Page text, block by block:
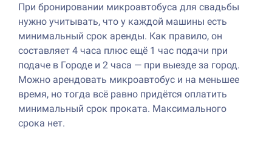
При бронировании микроавтобуса для свадьбы
нужно учитывать, что у каждой машины есть
минимальный срок аренды. Как правило, он
составляет 4 часа плюс ещё 1 час подачи при
подаче в Городе и 2 часа — при выезде за город.
Можно арендовать микроавтобус и на меньшее
время, но тогда всё равно придётся оплатить
минимальный срок проката. Максимального
срока нет.